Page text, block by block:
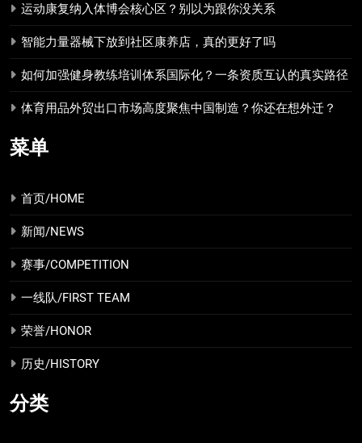
运动康复纳入体博会核心区？别以为跟你没关系
智能力量器械下放到社区康养店，真的更好了吗
如何加强健身教练培训体系国际化？一条资质互认的真实路径
体育用品外贸出口市场高度聚焦中国制造？你还在想外迁？
菜单
首页/HOME
新闻/NEWS
赛事/COMPETITION
一线队/FIRST TEAM
荣誉/HONOR
历史/HISTORY
分类